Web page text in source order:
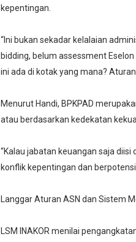
kepentingan.
“Ini bukan sekadar kelalaian
bidding, belum assessment
ini ada di kotak yang mana?
Menurut Handi, BPKPAD
atau berdasarkan kedekatan
“Kalau jabatan keuangan saja
konflik kepentingan dan
Langgar Aturan ASN dan Sistem
LSM INAKOR menilai